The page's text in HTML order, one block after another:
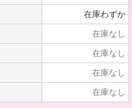
在庫わずか
在庫なし
在庫なし
在庫なし
在庫なし